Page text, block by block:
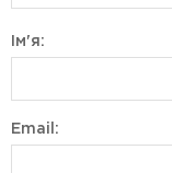
Ім'я:
Email: